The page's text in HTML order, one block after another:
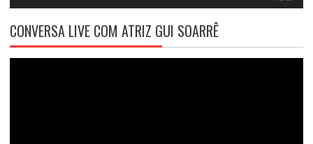
CONVERSA LIVE COM ATRIZ GUI SOARRÊ